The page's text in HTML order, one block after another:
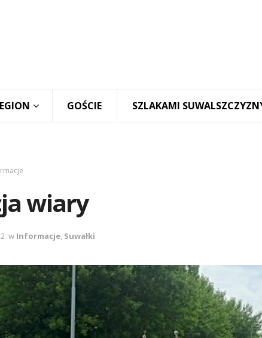
GOŚCIE SZLAKAMI
wiary
w Informacje, Suwałki